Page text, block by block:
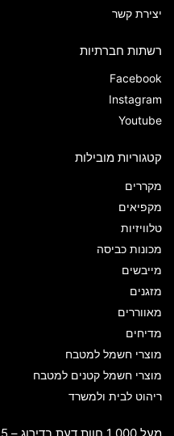
יצירת קשר
רשתות חברתיות
Facebook
Instagram
Youtube
קטגוריות מובילות
מקררים
מקפיאים
טלוויזיות
מכונות כביסה
מייבשים
מזגנים
מאווררים
מדיחים
מוצרי חשמל למטבח
מוצרי חשמל קטנים למטבח
ריהוט לבית ולמשרד
מעל 1,000 חוות דעת בדירוג – 5 כוכבים